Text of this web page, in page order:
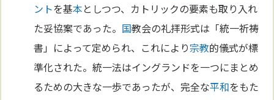
ントを基本としつつ、カトリックの要素も取り入れ
た妥協案であった。 国教会の礼拝形式は「統一祈祷
書」によって定められ、これにより宗教的儀式が標
準化された。統一法はイングランドを一つにまとめ
るための大きな一歩であったが、完全な平和をもた